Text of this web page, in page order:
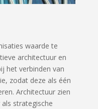
waarde te
architectuur en
het verbinden van
zodat deze als één
Architectuur zien
strategische